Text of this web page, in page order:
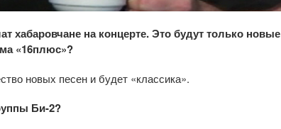
хабаровчане на концерте. Это будут только новые
«16плюс»?
новых песен и будет «классика».
Би-2?